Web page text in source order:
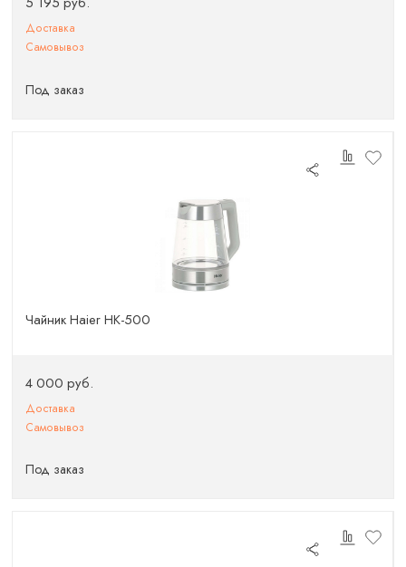
Доставка
Самовывоз
Под заказ
Чайник Haier HK-500
4 000 руб.
Доставка
Самовывоз
Под заказ